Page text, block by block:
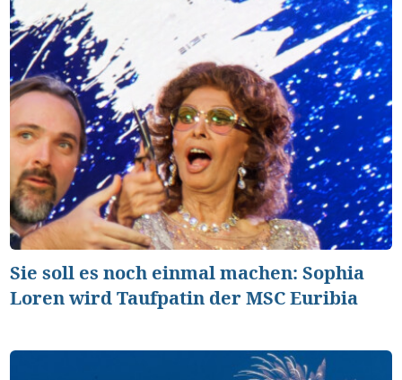
Sie soll es noch einmal machen: Sophia
Loren wird Taufpatin der MSC Euribia